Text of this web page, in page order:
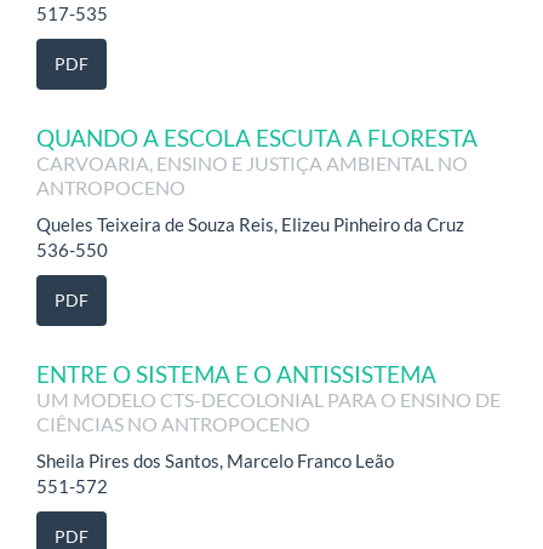
517-535
PDF
QUANDO A ESCOLA ESCUTA A FLORESTA
CARVOARIA, ENSINO E JUSTIÇA AMBIENTAL NO
ANTROPOCENO
Queles Teixeira de Souza Reis, Elizeu Pinheiro da Cruz
536-550
PDF
ENTRE O SISTEMA E O ANTISSISTEMA
UM MODELO CTS-DECOLONIAL PARA O ENSINO DE
CIÊNCIAS NO ANTROPOCENO
Sheila Pires dos Santos, Marcelo Franco Leão
551-572
PDF